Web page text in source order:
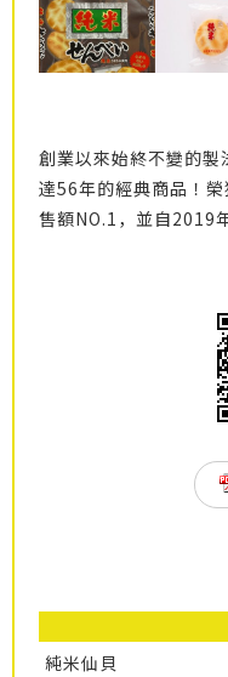
創業以來始終不變的製
達56年的經典商品！
售額NO.1，並自2019
純米仙貝